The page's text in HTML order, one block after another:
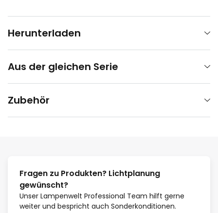
Herunterladen
Aus der gleichen Serie
Zubehör
Fragen zu Produkten? Lichtplanung
gewünscht?
Unser Lampenwelt Professional Team hilft gerne
weiter und bespricht auch Sonderkonditionen.